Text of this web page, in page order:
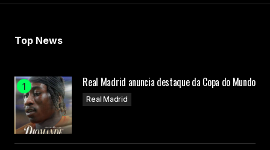
Top News
Real Madrid anuncia destaque da Copa do Mundo
Real Madrid